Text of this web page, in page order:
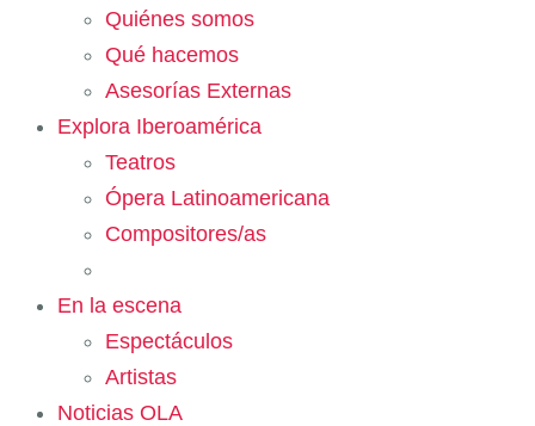
Quiénes somos
Qué hacemos
Asesorías Externas
Explora Iberoamérica
Teatros
Ópera Latinoamericana
Compositores/as
En la escena
Espectáculos
Artistas
Noticias OLA